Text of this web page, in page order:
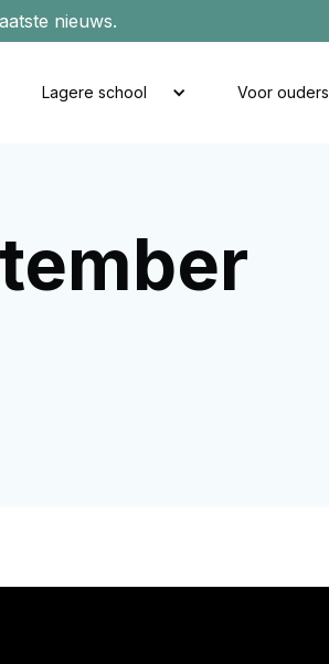
nieuws.
Lagere school Voor ouders